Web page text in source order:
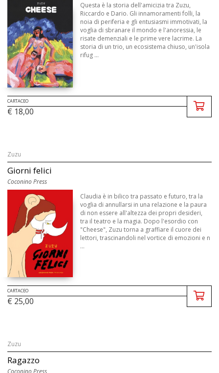
Questa è la storia dell'amicizia tra Zuzu,
Riccardo e Dario. Gli innamoramenti folli, la
noia di periferia e gli entusiasmi immotivati, la
voglia di sbranare il mondo e l'anoressia, le
risate demenziali e le prime vere lacrime. La
storia di un trio, un ecosistema chiuso, un'isola
rifug ...
CARTACEO
€ 18,00
Zuzu
Giorni felici
Coconino Press
Claudia è in bilico tra passato e futuro, tra la
voglia di annullarsi in una relazione e la paura
di non essere all'altezza dei propri desideri,
tra il teatro e la magia. Dopo l'esordio con
"Cheese", Zuzu torna a graffiare il cuore dei
lettori, trascinandoli nel vortice di emozioni e n
...
CARTACEO
€ 25,00
Zuzu
Ragazzo